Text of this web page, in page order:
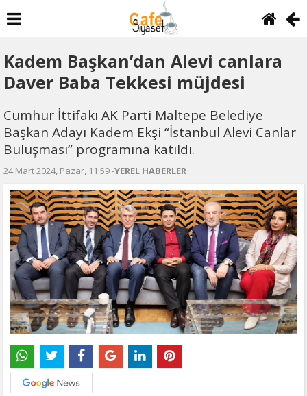
Kadem Başkan’dan Alevi canlara
Daver Baba Tekkesi müjdesi
Cumhur İttifakı AK Parti Maltepe Belediye
Başkan Adayı Kadem Ekşi “İstanbul Alevi Canlar
Buluşması” programına katıldı.
24 Mart 2024, Pazar, 11:59 -YEREL HABERLER